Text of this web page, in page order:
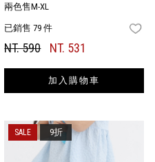
FAVORITES
兩色售M-XL
已銷售 79 件
NT. 590 NT. 531
加入購物車
9折